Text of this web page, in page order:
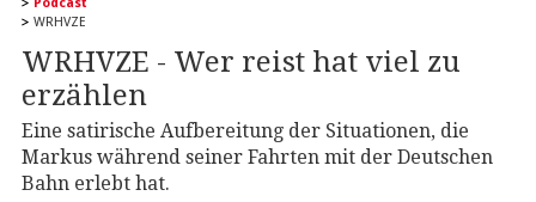
WRHVZE
WRHVZE - Wer reist hat viel zu
erzählen
Eine satirische Aufbereitung der Situationen, die
Markus während seiner Fahrten mit der Deutschen
Bahn erlebt hat.